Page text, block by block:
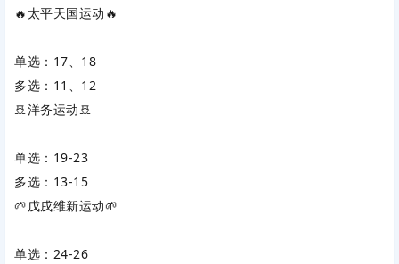
🔥太平天国运动🔥
单选：17、18
多选：11、12
🚢洋务运动🚢
单选：19-23
多选：13-15
🌱戊戌维新运动🌱
单选：24-26